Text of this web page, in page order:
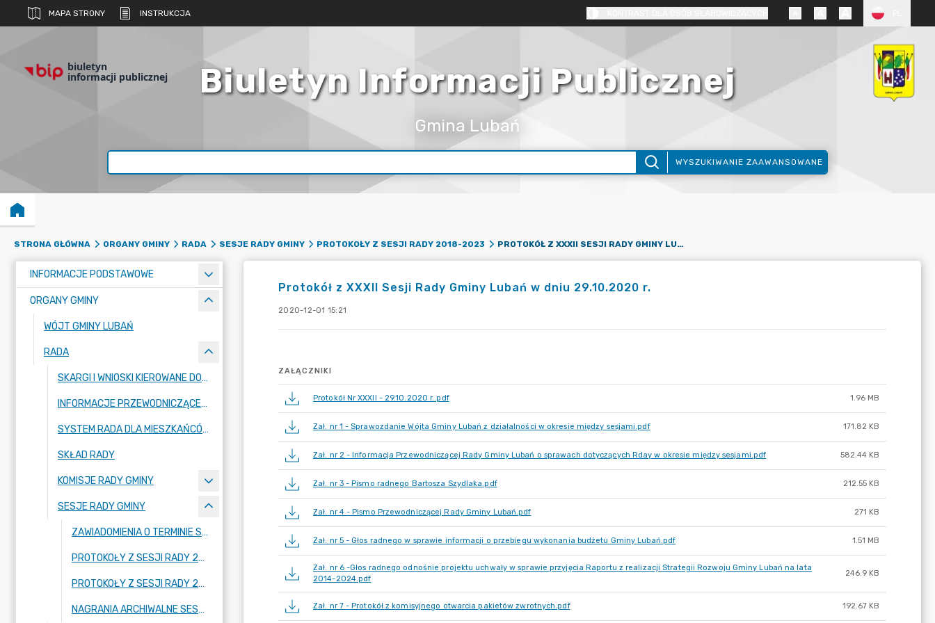
MAPA STRONY INSTRUKCJA
biuletyn
informacji publicznej Biuletyn Informacji Publicznej
Gmina Lubań
WYSZUKIWANIE ZAAWANSOWANE
STRONA GŁÓWNA ORGANY GMINY RADA SESJE RADY GMINY PROTOKOŁY Z SESJI RADY 2018-2023 PROTOKÓŁ Z XXXII SESJI RADY GMINY LUBAŃ W DNIU 29.10.2020 R.
INFORMACJE PODSTAWOWE
ORGANY GMINY
WÓJT GMINY LUBAŃ
RADA
SKARGI I WNIOSKI KIEROWANE DO RADY GMINY LUBAŃ
INFORMACJE PRZEWODNICZĄCEJ RADY GMINY
SYSTEM RADA DLA MIESZKAŃCÓW
SKŁAD RADY
KOMISJE RADY GMINY
SESJE RADY GMINY
ZAWIADOMIENIA O TERMINIE SESJI
PROTOKOŁY Z SESJI RADY 2024-2029
PROTOKOŁY Z SESJI RADY 2018-2023
NAGRANIA ARCHIWALNE SESJI RADY GMINY LUBAŃ
Protokół z XXXII Sesji Rady Gminy Lubań w dniu 29.10.2020 r.
2020-12-01 15:21
ZAŁĄCZNIKI
Protokół Nr XXXII - 29.10.2020 r..pdf 1.96 MB
Zał. nr 1 - Sprawozdanie Wójta Gminy Lubań z działalności w okresie między sesjami.pdf 171.82 KB
Zał. nr 2 - Informacja Przewodniczącej Rady Gminy Lubań o sprawach dotyczących Rday w okresie między sesjami.pdf 582.44 KB
Zał. nr 3 - Pismo radnego Bartosza Szydlaka.pdf 212.55 KB
Zał. nr 4 - Pismo Przewodniczącej Rady Gminy Lubań.pdf 271 KB
Zał. nr 5 - Głos radnego w sprawie informacji o przebiegu wykonania budżetu Gminy Lubań.pdf 1.51 MB
Zał. nr 6 -Głos radnego odnośnie projektu uchwały w sprawie przyjęcia Raportu z realizacji Strategii Rozwoju Gminy Lubań na lata
2014-2024.pdf
246.9 KB
Zał. nr 7 - Protokół z komisyjnego otwarcia pakietów zwrotnych.pdf 192.67 KB